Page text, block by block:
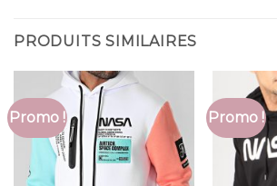
PRODUITS SIMILAIRES
Promo ! Promo !